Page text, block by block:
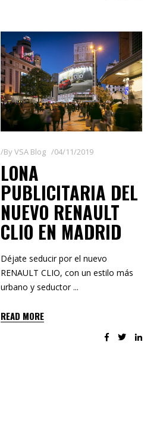
ByVSA Blog 04/11/2019
LONA
PUBLICITARIA DEL
NUEVO RENAULT
CLIO EN MADRID
Déjate seducir por el nuevo
RENAULT CLIO, con un estilo más
urbano y seductor
READ MORE